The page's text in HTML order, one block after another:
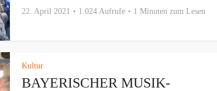
22. April 2021 1.024 Aufrufe 1 Minuten zum Lesen
Kultur
BAYERISCHER MUSIK-